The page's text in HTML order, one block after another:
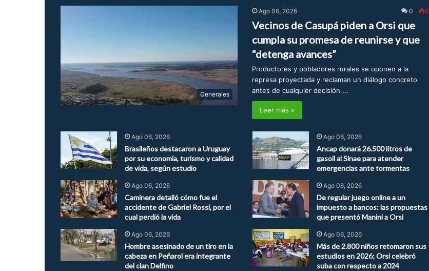
Generales
Ago 06, 2026 0 0
Vecinos de Casupá piden a Orsi que
cumpla su promesa de reunirse y que
“detenga avances”
Productores y pobladores rurales se oponen a la
represa proyectada y reclaman un diálogo concreto
antes de cualquier decisión....
Leer más »
Ago 06, 2026
Brasileños destacaron a Uruguay
por su economía, turismo y calidad
de vida, según estudio
Ago 06, 2026
Ancap donará 26.500 litros de
gasoil al Sinae para atender
emergencias ante tormentas
Ago 06, 2026
Caminera detalló cómo fue el
accidente de Gabriel Rossi, por el
cual perdió la vida
Ago 06, 2026
De regular juego online a un
impuesto a bancos: las propuestas
que presentó Manini a Orsi
Ago 06, 2026
Hombre asesinado de un tiro en la
cabeza en Peñarol era integrante
del clan Delfino
Ago 06, 2026
Más de 2.800 niños retomaron sus
estudios en 2026; Orsi celebró
suba con respecto a 2024